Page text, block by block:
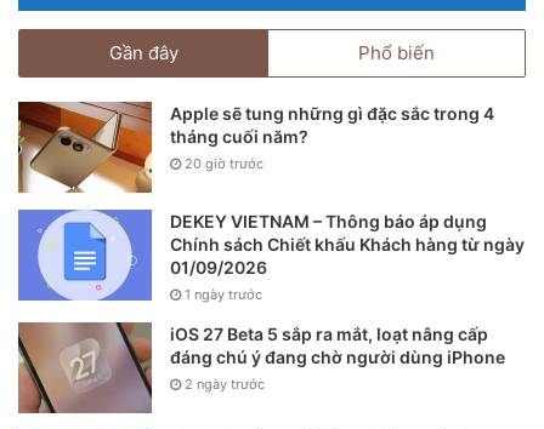
Messenger hay Instagram. Tuy nhiên có vẻ như nếu cuộc
chiến giữa Facebook và Apple ngày càng trở nên căng
nhất.
Gần đây Phổ biến
Apple sẽ tung những gì đặc sắc trong 4
tháng cuối năm?
20 giờ trước
DEKEY VIETNAM – Thông báo áp dụng
Chính sách Chiết khấu Khách hàng từ ngày
01/09/2026
1 ngày trước
iOS 27 Beta 5 sắp ra mắt, loạt nâng cấp
đáng chú ý đang chờ người dùng iPhone
2 ngày trước